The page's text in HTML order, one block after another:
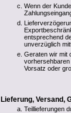
Wenn der
entsprechend
unverzüglich
Geraten wir mit
Vorsatz oder
Lieferung, Versand,
Teillieferungen